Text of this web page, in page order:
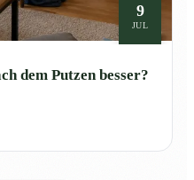
9
JUL
dem Putzen besser?